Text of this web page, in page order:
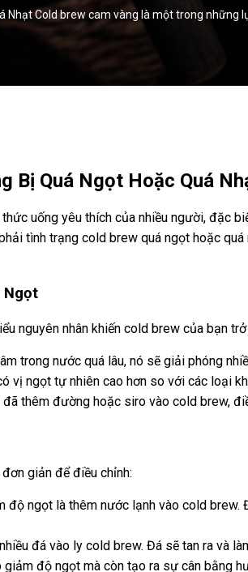
Nhạt Cold brew cam vàng là một trong
Bị Quá Ngọt Hoặc Quá
uống yêu thích của nhiều người, đặc
tình trạng cold brew quá ngọt hoặc
Ngọt
nguyên nhân khiến cold brew của bạn
trong nước quá lâu, nó sẽ giải phóng
vị ngọt tự nhiên cao hơn so với các loại
thêm đường hoặc siro vào cold brew,
giản để điều chỉnh:
độ ngọt là thêm nước lạnh vào cold
đá vào ly cold brew. Đá sẽ tan ra và
giảm độ ngọt mà còn tạo ra sự cân bằng